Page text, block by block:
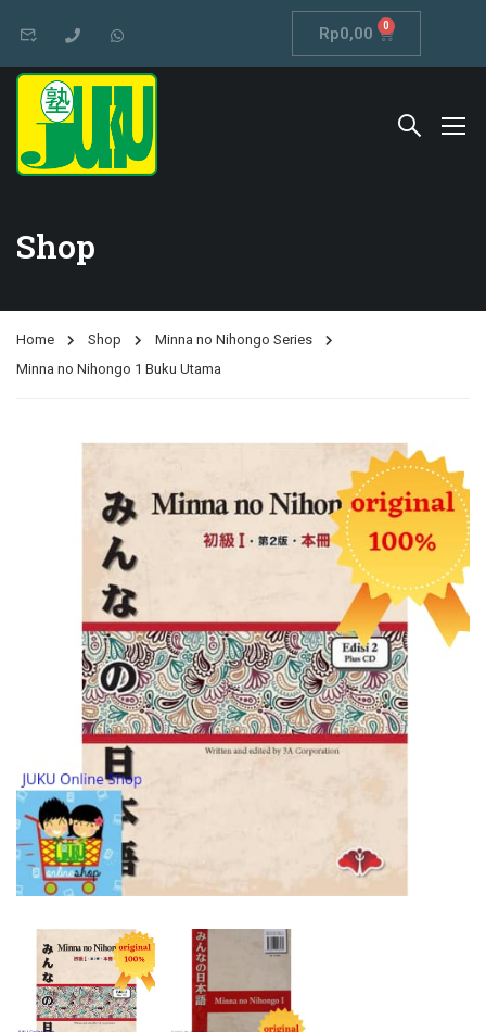
Rp0,00 0
Shop
Home Shop
Minna no Nihongo Series
Minna no Nihongo 1 Buku Utama